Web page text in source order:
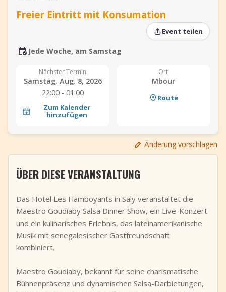
Freier Eintritt mit Konsumation
Event teilen
Jede Woche, am Samstag
Nächster Termin
Samstag, Aug. 8, 2026
22:00 - 01:00
Zum Kalender
hinzufügen
Ort
Mbour
Route
Änderung vorschlagen
ÜBER DIESE VERANSTALTUNG
Das Hotel Les Flamboyants in Saly veranstaltet die
Maestro Goudiaby Salsa Dinner Show, ein Live-Konzert
und ein kulinarisches Erlebnis, das lateinamerikanische
Musik mit senegalesischer Gastfreundschaft
kombiniert.
Maestro Goudiaby, bekannt für seine charismatische
Bühnenpräsenz und dynamischen Salsa-Darbietungen,